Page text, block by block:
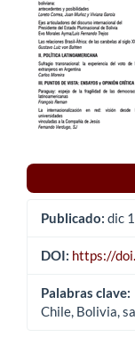
Publicado: dic
DOI: https://
Palabras clave:
Chile, Bolivia,